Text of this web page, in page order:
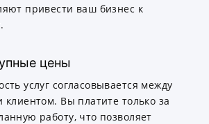
привести ваш бизнес к
цены
услуг согласовывается между
клиентом. Вы платите только за
работу, что позволяет